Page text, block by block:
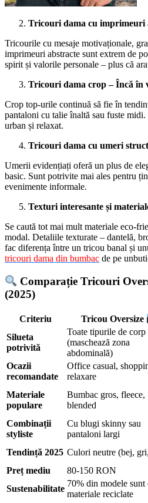
Tricouri dama cu imprimeuri
Tricourile cu mesaje motivaționale,
imprimeuri abstracte sunt extrem de
spirit și valorile personale – plus că
Tricouri dama crop – Încă în
Crop top-urile continuă să fie în
pantaloni cu talie înaltă sau fuste
urban și relaxat.
Tricouri dama cu umeri
Umerii evidențiați oferă un plus de
basic. Sunt potrivite mai ales pentru
evenimente informale.
Texturi interesante și
Se caută tot mai mult materiale eco-
modal. Detaliile texturate – dantelă,
fac diferența între un tricou banal și
tricouri dama din bumbac de pe
Comparație Tricouri
(2025)
Criteriu Tricou Oversize
Silueta
potrivită
Toate tipurile de corp
(maschează zona
abdominală)
Ocazii
recomandate
Office casual,
relaxare
Materiale
populare
Bumbac gros, fleece,
blended
Combinații
styliste
Cu blugi skinny sau
pantaloni largi
Tendință 2025 Culori neutre (bej,
Preț mediu
80-150 RON
Sustenabilitate
70% din modele sunt
materiale reciclate